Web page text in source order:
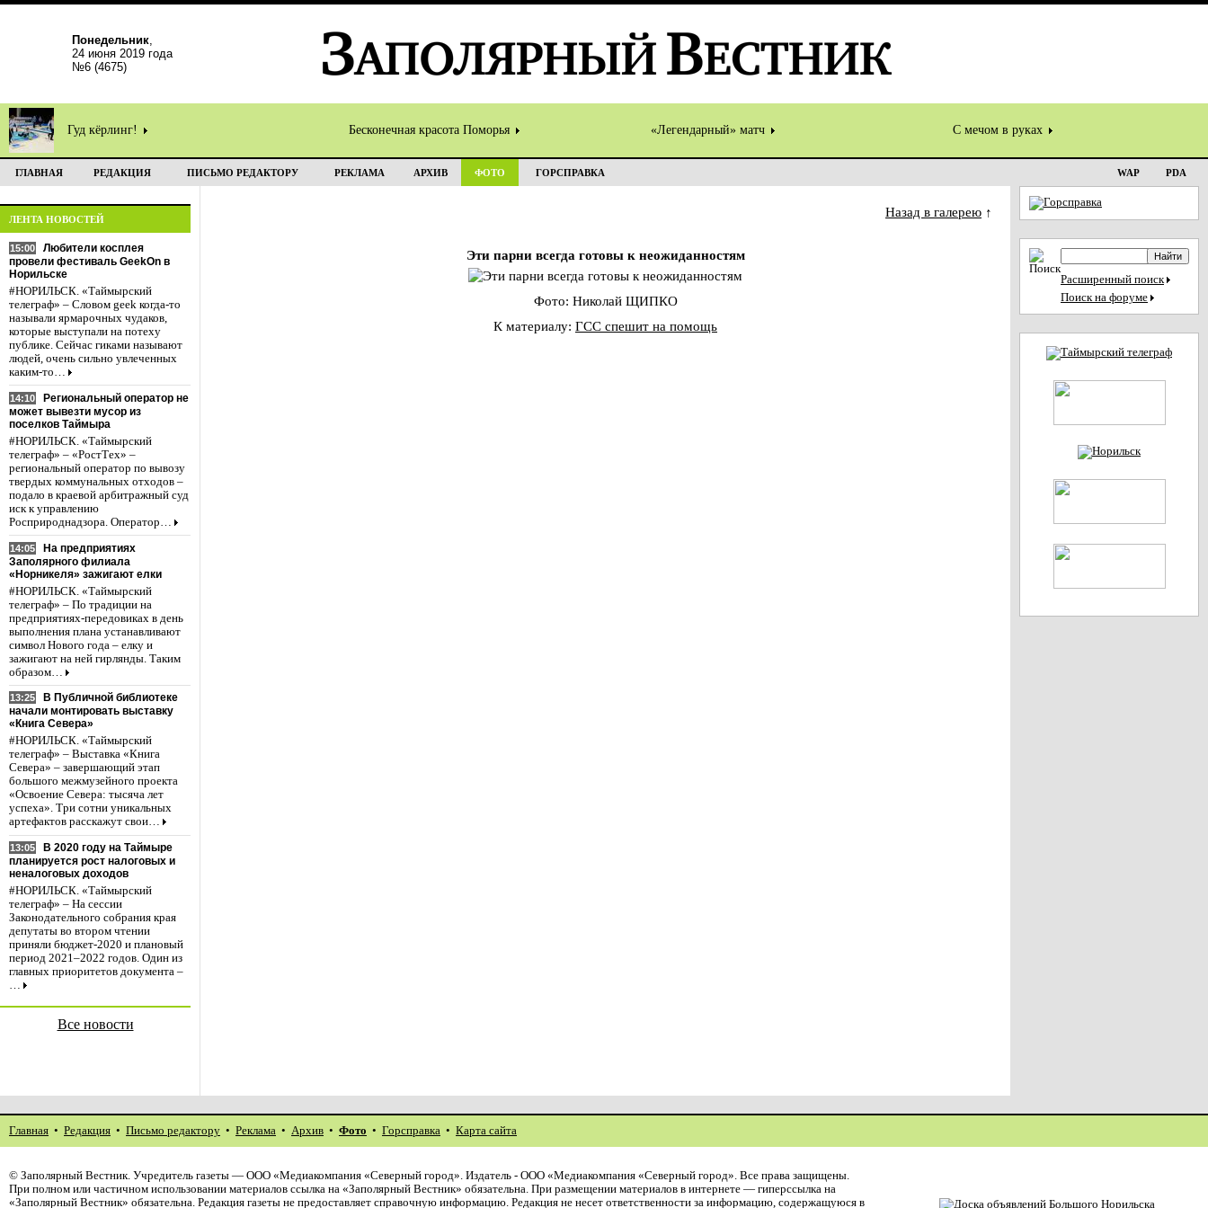
Понедельник,
24 июня 2019 года
№6 (4675)
Гуд кёрлинг! Бесконечная красота Поморья «Легендарный» матч С мечом в руках
ГЛАВНАЯ РЕДАКЦИЯ ПИСЬМО РЕДАКТОРУ РЕКЛАМА АРХИВ ФОТО ГОРСПРАВКА WAP PDA
ЛЕНТА НОВОСТЕЙ
15:00
Любители косплея
провели фестиваль GeekOn в
Норильске
#НОРИЛЬСК. «Таймырский
телеграф» – Словом geek когда-то
называли ярмарочных чудаков,
которые выступали на потеху
публике. Сейчас гиками называют
людей, очень сильно увлеченных
каким-то…
14:10
Региональный оператор не
может вывезти мусор из
поселков Таймыра
#НОРИЛЬСК. «Таймырский
телеграф» – «РостТех» –
региональный оператор по вывозу
твердых коммунальных отходов –
подало в краевой арбитражный суд
иск к управлению
Росприроднадзора. Оператор…
14:05
На предприятиях
Заполярного филиала
«Норникеля» зажигают елки
#НОРИЛЬСК. «Таймырский
телеграф» – По традиции на
предприятиях-передовиках в день
выполнения плана устанавливают
символ Нового года – елку и
зажигают на ней гирлянды. Таким
образом…
13:25
В Публичной библиотеке
начали монтировать выставку
«Книга Севера»
#НОРИЛЬСК. «Таймырский
телеграф» – Выставка «Книга
Севера» – завершающий этап
большого межмузейного проекта
«Освоение Севера: тысяча лет
успеха». Три сотни уникальных
артефактов расскажут свои…
13:05
В 2020 году на Таймыре
планируется рост налоговых и
неналоговых доходов
#НОРИЛЬСК. «Таймырский
телеграф» – На сессии
Законодательного собрания края
депутаты во втором чтении
приняли бюджет-2020 и плановый
период 2021–2022 годов. Один из
главных приоритетов документа –
…
Все новости
Назад в галерею ↑
Эти парни всегда готовы к неожиданностям
Фото: Николай ЩИПКО
К материалу: ГСС спешит на помощь
Расширенный поиск
Поиск на форуме
Главная • Редакция • Письмо редактору • Реклама • Архив • Фото • Горсправка • Карта сайта
© Заполярный Вестник. Учредитель газеты — ООО «Медиакомпания «Северный город». Издатель - ООО «Медиакомпания «Северный город». Все права защищены.
При полном или частичном использовании материалов ссылка на «Заполярный Вестник» обязательна. При размещении материалов в интернете — гиперссылка на
«Заполярный Вестник» обязательна. Редакция газеты не предоставляет справочную информацию. Редакция не несет ответственности за информацию, содержащуюся в